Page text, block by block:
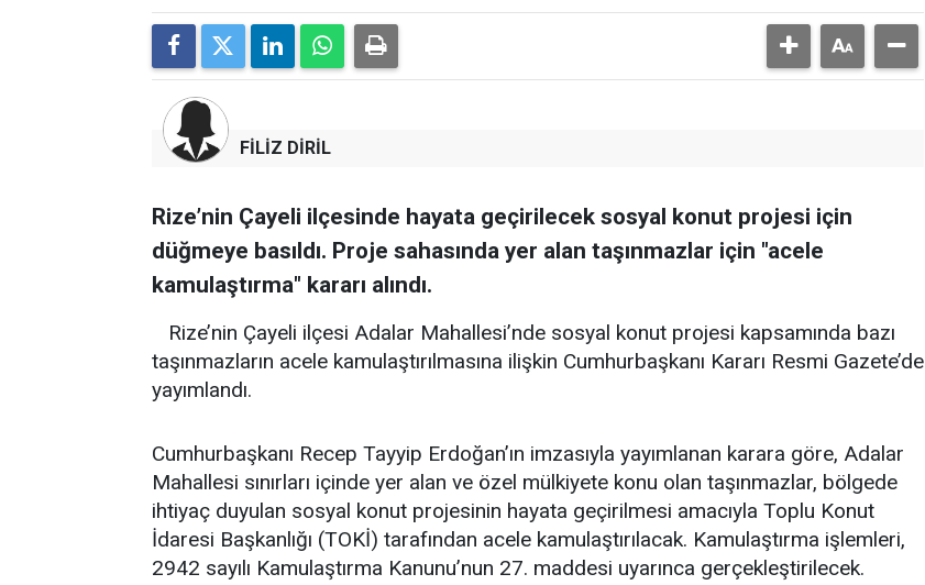
FİLİZ DİRİL
Rize’nin Çayeli ilçesinde hayata geçirilecek sosyal konut projesi için
düğmeye basıldı. Proje sahasında yer alan taşınmazlar için "acele
kamulaştırma" kararı alındı.
Rize’nin Çayeli ilçesi Adalar Mahallesi’nde sosyal konut projesi kapsamında bazı
taşınmazların acele kamulaştırılmasına ilişkin Cumhurbaşkanı Kararı Resmi Gazete’de
yayımlandı.
Cumhurbaşkanı Recep Tayyip Erdoğan’ın imzasıyla yayımlanan karara göre, Adalar
Mahallesi sınırları içinde yer alan ve özel mülkiyete konu olan taşınmazlar, bölgede
ihtiyaç duyulan sosyal konut projesinin hayata geçirilmesi amacıyla Toplu Konut
İdaresi Başkanlığı (TOKİ) tarafından acele kamulaştırılacak. Kamulaştırma işlemleri,
2942 sayılı Kamulaştırma Kanunu’nun 27. maddesi uyarınca gerçekleştirilecek.